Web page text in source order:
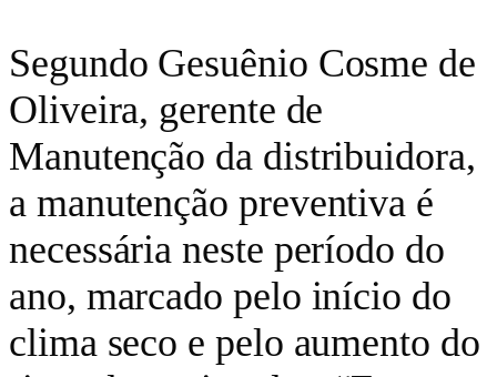
Segundo Gesuênio Cosme de
Oliveira, gerente de
Manutenção da distribuidora,
a manutenção preventiva é
necessária neste período do
ano, marcado pelo início do
clima seco e pelo aumento do